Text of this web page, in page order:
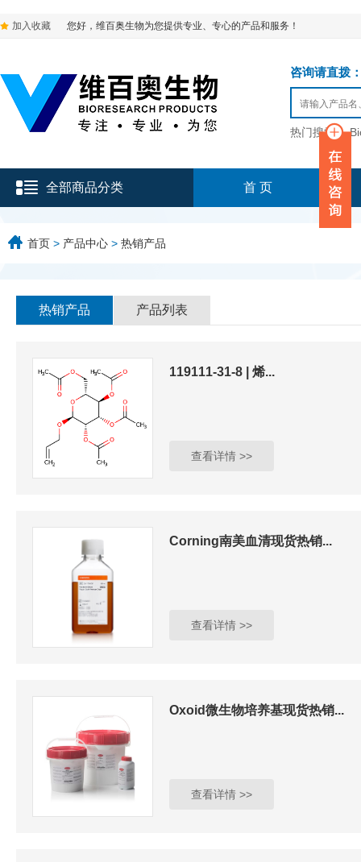
加入收藏 您好，维百奥生物为您提供专业、专心的产品和服务！
咨询请直拨
热门搜索：
全部商品分类 首 页
首页 > 产品中心 > 热销产品
热销产品 产品列表
119111-31-8 | 烯...
查看详情 >>
Corning南美血清现货热销...
查看详情 >>
Oxoid微生物培养基现货热销...
查看详情 >>